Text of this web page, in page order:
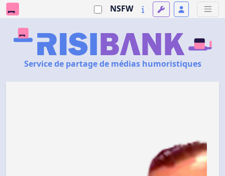
NSFW
Service de partage de médias humoristiques